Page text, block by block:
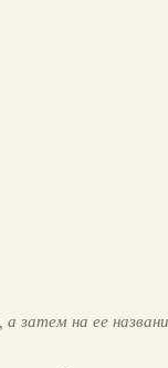
затем на ее